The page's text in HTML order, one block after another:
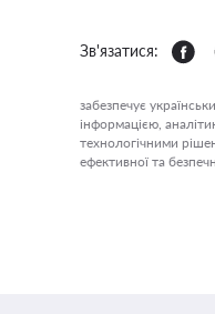
Зв'язатися:
забезпечує
інформацією,
технологічними
ефективної та